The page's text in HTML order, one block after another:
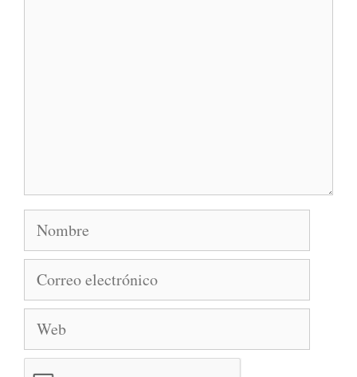
Nombre
Correo
Web